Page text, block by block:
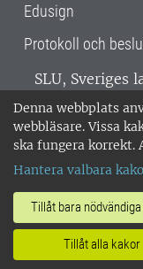
Denna webbplats
webbläsare. Vissa
ska fungera korrekt.
Hantera valbara
Tillåt bara
Tillåt alla kakor
Edusign
Protokoll och
SLU, Sveriges
verksamhet
Alnarp,
miljöcertifierat
018-67 10 00 •
Om SLU:s
•Hantera
personuppgifter